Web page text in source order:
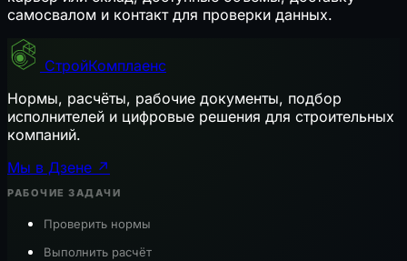
самосвалом и контакт для проверки данных.
СтройКомплаенс
Нормы, расчёты, рабочие документы, подбор
исполнителей и цифровые решения для строительных
компаний.
Мы в Дзене ↗
РАБОЧИЕ ЗАДАЧИ
Проверить нормы
Выполнить расчёт